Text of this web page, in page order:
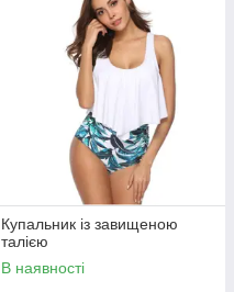
Купальник із завищеною
талією
В наявності